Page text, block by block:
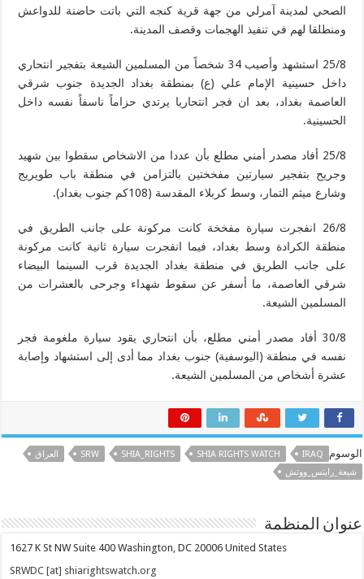
الصحي لمدينة آمرلي من جهة قرية كنجه التي باتت حاضنة للدواعش
ومنطلقا لهم في تنفيذ الهجمات وقصف المدينة.
25/8 استشهد وأصيب 34 شخصاً من المسلمين الشيعة بتفجير انتحاري
داخل حسينية الإمام علي (ع) بمنطقة بغداد الجديدة جنوب شرقي
العاصمة بغداد، بعد ان فجر انتحاريا يرتدي حزاماً ناسفاً نفسه داخل
الحسينية.
25/8 أفاد مصدر أمني مطلع بأن عددا من الاشخاص سقطوا بين شهيد
وجريح بتفجير سيارتين مفخختين بالتزامن في منطقة باب طويريج
وشارع ميثم التمار، وسط كربلاء المقدسة (108كم جنوب بغداد).
26/8 انفجرت سيارة مفخخة كانت مركونة على جانب الطريق في
منطقة الكرادة وسط بغداد، فيما انفجرت سيارة ثانية كانت مركونة
على جانب الطريق في منطقة بغداد الجديدة قرب السينما البيضاء
شرقي العاصمة، ما أسفر عن سقوط شهداء وجرحى بالعشرات من
المسلمين الشيعة.
30/8 أفاد مصدر أمني مطلع، بأن انتحاري يقود سيارة ملغومة فجر
نفسه في منطقة (اليوسفية) جنوب بغداد مما أدى إلى استشهاد وإصابة
عشرة أشخاص من المسلمين الشيعة.
الوسوم IRAQ
SHIA RIGHTS WATCH
SHIA_RIGHTS
SRW
العراق
شيعة_رايتس_ووتش
عنوان المنظمة
1627 K St NW Suite 400 Washington, DC 20006 United States
SRWDC [at] shiarightswatch.org